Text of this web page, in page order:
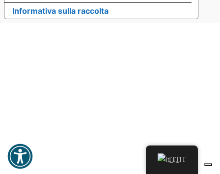
IT_IT
Informativa sulla raccolta